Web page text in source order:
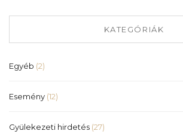
KATEGÓRIÁK
Egyéb (2)
Esemény (12)
Gyülekezeti hirdetés (27)